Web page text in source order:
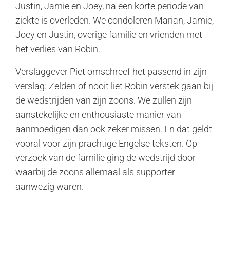
Justin, Jamie en Joey, na een korte periode van
ziekte is overleden. We condoleren Marian, Jamie,
Joey en Justin, overige familie en vrienden met
het verlies van Robin.
Verslaggever Piet omschreef het passend in zijn
verslag: Zelden of nooit liet Robin verstek gaan bij
de wedstrijden van zijn zoons. We zullen zijn
aanstekelijke en enthousiaste manier van
aanmoedigen dan ook zeker missen. En dat geldt
vooral voor zijn prachtige Engelse teksten. Op
verzoek van de familie ging de wedstrijd door
waarbij de zoons allemaal als supporter
aanwezig waren.